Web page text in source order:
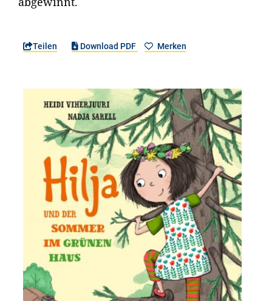
Teilen Download PDF Merken